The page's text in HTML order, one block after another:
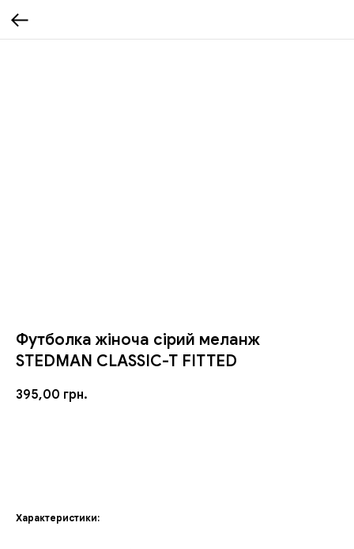
Футболка жіноча сірий меланж
STEDMАN CLASSIC-T FITTED
395,00 грн.
Характеристики: